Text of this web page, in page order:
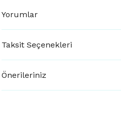
Yorumlar
Taksit Seçenekleri
Önerileriniz